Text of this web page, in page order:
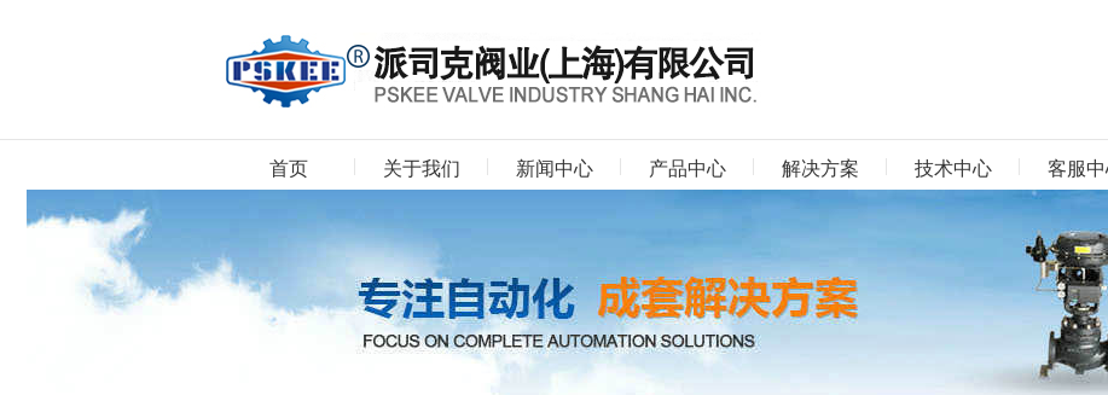
首页 关于我们 新闻中心 产品中心 解决方案 技术中心 客服